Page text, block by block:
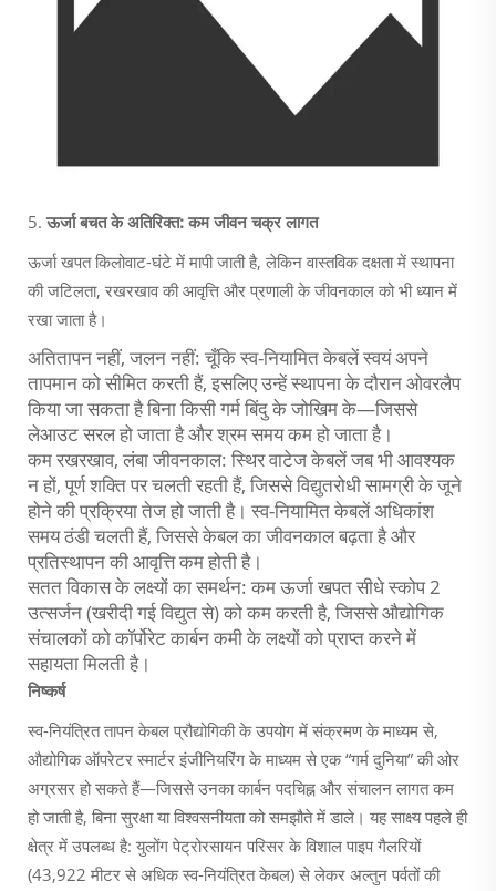
5. ऊर्जा बचत के अतिरिक्त: कम जीवन चक्र लागत
ऊर्जा खपत किलोवाट-घंटे में मापी जाती है, लेकिन वास्तविक दक्षता में स्थापना
की जटिलता, रखरखाव की आवृत्ति और प्रणाली के जीवनकाल को भी ध्यान में
रखा जाता है।
अतितापन नहीं, जलन नहीं: चूँकि स्व-नियामित केबलें स्वयं अपने
तापमान को सीमित करती हैं, इसलिए उन्हें स्थापना के दौरान ओवरलैप
किया जा सकता है बिना किसी गर्म बिंदु के जोखिम के—जिससे
लेआउट सरल हो जाता है और श्रम समय कम हो जाता है।
कम रखरखाव, लंबा जीवनकाल: स्थिर वाटेज केबलें जब भी आवश्यक
न हों, पूर्ण शक्ति पर चलती रहती हैं, जिससे विद्युतरोधी सामग्री के जूने
होने की प्रक्रिया तेज हो जाती है। स्व-नियामित केबलें अधिकांश
समय ठंडी चलती हैं, जिससे केबल का जीवनकाल बढ़ता है और
प्रतिस्थापन की आवृत्ति कम होती है।
सतत विकास के लक्ष्यों का समर्थन: कम ऊर्जा खपत सीधे स्कोप 2
उत्सर्जन (खरीदी गई विद्युत से) को कम करती है, जिससे औद्योगिक
संचालकों को कॉर्पोरेट कार्बन कमी के लक्ष्यों को प्राप्त करने में
सहायता मिलती है।
निष्कर्ष
स्व-नियंत्रित तापन केबल प्रौद्योगिकी के उपयोग में संक्रमण के माध्यम से,
औद्योगिक ऑपरेटर स्मार्टर इंजीनियरिंग के माध्यम से एक “गर्म दुनिया” की ओर
अग्रसर हो सकते हैं—जिससे उनका कार्बन पदचिह्न और संचालन लागत कम
हो जाती है, बिना सुरक्षा या विश्वसनीयता को समझौते में डाले। यह साक्ष्य पहले ही
क्षेत्र में उपलब्ध है: युलोंग पेट्रोरसायन परिसर के विशाल पाइप गैलरियों
(43,922 मीटर से अधिक स्व-नियंत्रित केबल) से लेकर अल्तुन पर्वतों की